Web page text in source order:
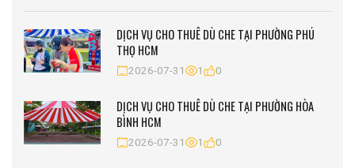
DỊCH VỤ CHO THUÊ DÙ CHE TẠI PHƯỜNG PHÚ
THỌ HCM
2026-07-31 1 0
DỊCH VỤ CHO THUÊ DÙ CHE TẠI PHƯỜNG HÒA
BÌNH HCM
2026-07-31 1 0